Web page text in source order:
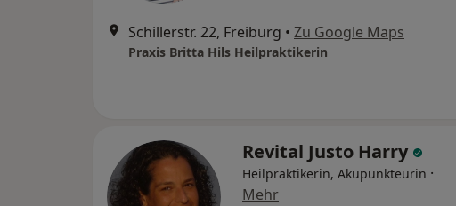
Schillerstr. 22, Freiburg • Zu Google Maps
Praxis Britta Hils Heilpraktikerin
Revital Justo Harry
Heilpraktikerin, Akupunkteurin ·
Mehr